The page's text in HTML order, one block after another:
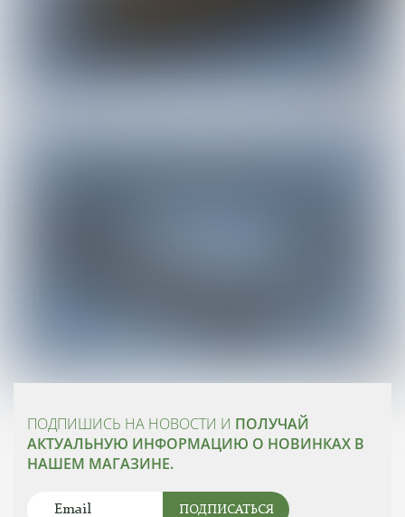
ПОДПИШИСЬ НА НОВОСТИ И ПОЛУЧАЙ
АКТУАЛЬНУЮ ИНФОРМАЦИЮ О НОВИНКАХ В
НАШЕМ МАГАЗИНЕ.
ПОДПИСАТЬСЯ